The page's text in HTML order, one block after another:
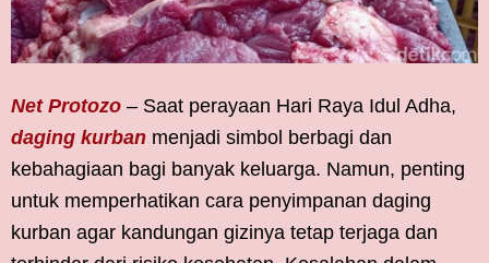
Net Protozo – Saat perayaan Hari Raya Idul Adha,
daging kurban menjadi simbol berbagi dan
kebahagiaan bagi banyak keluarga. Namun, penting
untuk memperhatikan cara penyimpanan daging
kurban agar kandungan gizinya tetap terjaga dan